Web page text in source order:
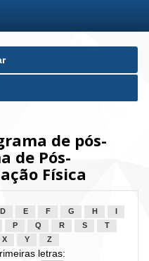
de pós-
de Pós-
Física
D E F G H
P Q R S
T
X Y Z
letras: